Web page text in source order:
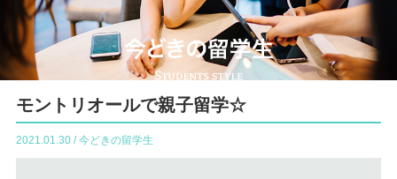
モントリオールで親子留学☆
2021.01.30 / 今どきの留学生